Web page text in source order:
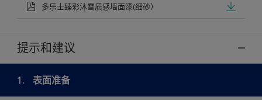
多乐士臻彩沐雪质感墙面漆(细砂）
提示和建议
1. 表面准备